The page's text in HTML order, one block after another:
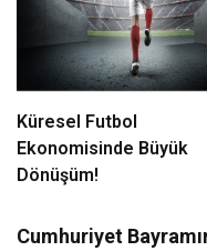
Küresel Futbol
Ekonomisinde Büyük
Dönüşüm!
Cumhuriyet